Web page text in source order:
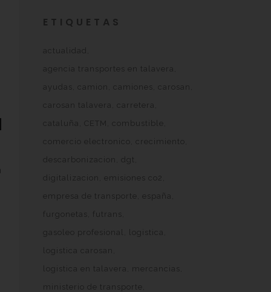
ETIQUETAS
actualidad
agencia transportes en talavera
ayudas
camion camiones
carosan
carosan talavera
carretera
cataluña
CETM
combustible
comercio electronico
crecimiento
descarbonizacion
dgt
digitalizacion
emisiones co2
empresa de transporte
españa
furgonetas
futrans
gasoleo profesional
logistica
logistica carosan
logistica en talavera
mercancias
ministerio de transporte